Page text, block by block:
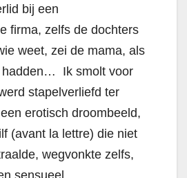
bij een
firma, zelfs de dochters
weet, zei de mama, als
hadden… Ik smolt voor
stapelverliefd ter
erotisch droombeeld,
(avant la lettre) die niet
wegvonkte zelfs,